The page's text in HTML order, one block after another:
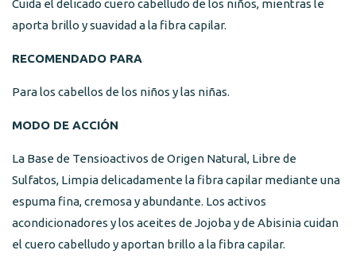
Cuida el delicado cuero cabelludo de los niños, mientras le
aporta brillo y suavidad a la fibra capilar.
RECOMENDADO PARA
Para los cabellos de los niños y las niñas.
MODO DE ACCIÓN
La Base de Tensioactivos de Origen Natural, Libre de
Sulfatos, Limpia delicadamente la fibra capilar mediante una
espuma fina, cremosa y abundante. Los activos
acondicionadores y los aceites de Jojoba y de Abisinia cuidan
el cuero cabelludo y aportan brillo a la fibra capilar.